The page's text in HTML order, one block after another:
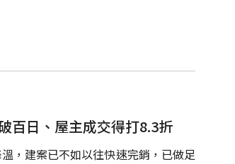
百日、屋主成交得打8.3折
，建案已不如以往快速完銷，已做足